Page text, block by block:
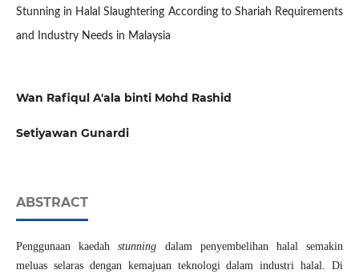
Stunning in Halal Slaughtering According to Shariah Requirements
and Industry Needs in Malaysia
Wan Rafiqul A'ala binti Mohd Rashid
Setiyawan Gunardi
ABSTRACT
Penggunaan kaedahstunning dalam penyembelihan halal semakin
meluas selaras dengan kemajuan teknologi dalam industri halal. Di